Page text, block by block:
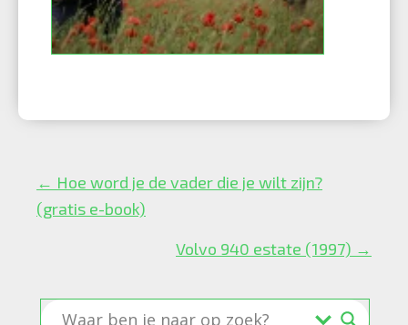
Posts
navigation
← Hoe word je de vader die je wilt zijn?
(gratis e-book)
Volvo 940 estate (1997) →